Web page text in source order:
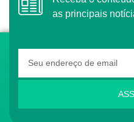
as principais